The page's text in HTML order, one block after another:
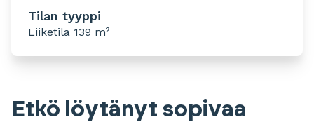
Tilan tyyppi
Liiketila 139 m²
Etkö löytänyt sopivaa